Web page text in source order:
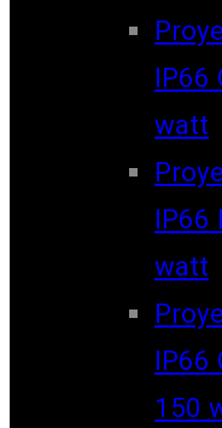
IP66
watt
IP66
watt
IP66
150